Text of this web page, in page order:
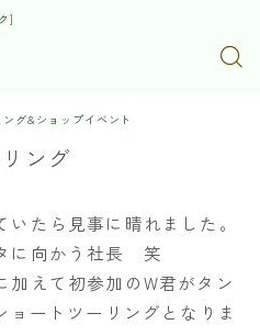
]
ング&ショップイベント
ング
たら見事に晴れました。
に向かう社長 笑
えて初参加のW君がタン
ョートツーリングとなりま